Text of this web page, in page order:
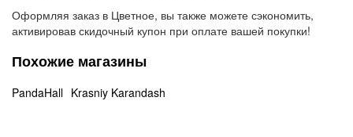
Оформляя заказ в Цветное, вы также можете сэкономить,
активировав скидочный купон при оплате вашей покупки!
Похожие магазины
PandaHall Krasniy Karandash